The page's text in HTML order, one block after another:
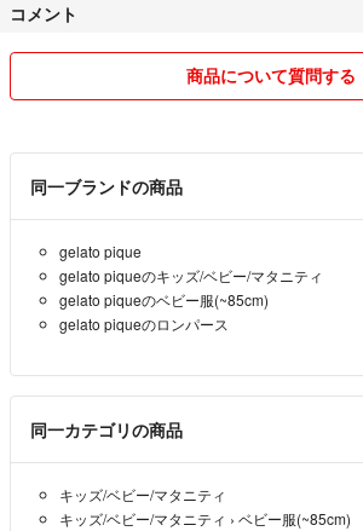
#ジェラピケ
・値下げ交渉はコメントではなく、値下げ申請
・取り置きはしておりません。
う、可能な限り即日発送させていただきます。
宜しくお願い致します。
コメント
商品について質問する
同一ブランドの商品
gelato pique
gelato piqueのキッズ/ベビー/マタニティ
gelato piqueのベビー服(~85cm)
gelato piqueのロンパース
同一カテゴリの商品
キッズ/ベビー/マタニティ
キッズ/ベビー/マタニティ › ベビー服(~85cm)